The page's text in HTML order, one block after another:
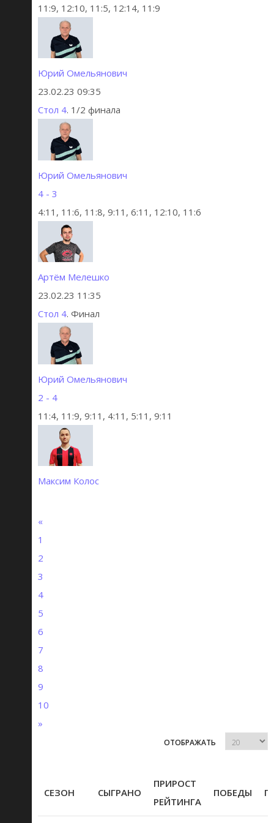
11:9, 12:10, 11:5, 12:14, 11:9
Юрий Омельянович
23.02.23 09:35
Стол 4. 1/2 финала
Юрий Омельянович
4 - 3
4:11, 11:6, 11:8, 9:11, 6:11, 12:10, 11:6
Артём Мелешко
23.02.23 11:35
Стол 4. Финал
Юрий Омельянович
2 - 4
11:4, 11:9, 9:11, 4:11, 5:11, 9:11
Максим Колос
«
1
2
3
4
5
6
7
8
9
10
»
ОТОБРАЖАТЬ
СЕЗОН СЫГРАНО
ПРИРОСТ
РЕЙТИНГА
ПОБЕДЫ